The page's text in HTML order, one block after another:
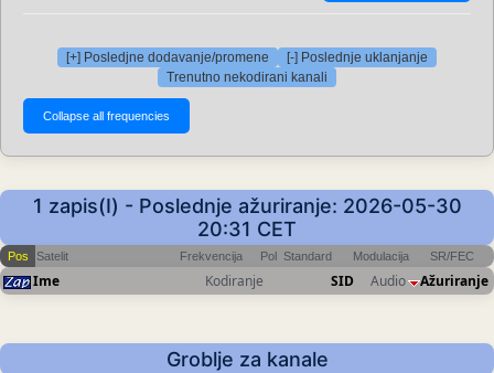
[+] Posledjne dodavanje/promene
[-] Poslednje uklanjanje
Trenutno nekodirani kanali
1 zapis(I) - Poslednje ažuriranje: 2026-05-30
20:31 CET
Pos Satelit Frekvencija Pol Standard Modulacija SR/FEC
Ime Kodiranje SID Audio Ažuriranje
Groblje za kanale